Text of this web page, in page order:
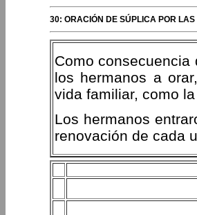
30: ORACIÓN DE SÚPLICA POR
Como
los hermanos a
vida familiar, como
Los hermanos
renovación de cada